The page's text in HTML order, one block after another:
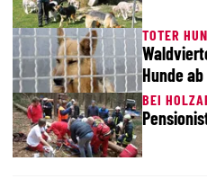
TOTER
Hunde ab
BEI